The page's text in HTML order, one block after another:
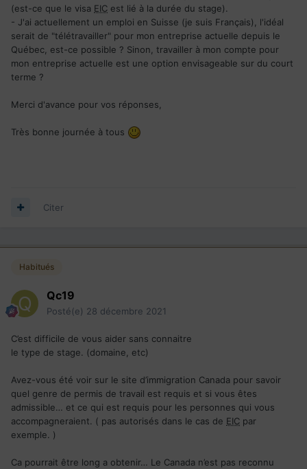
(est-ce que le visa EIC est lié à la durée du stage).
- J'ai actuellement un emploi en Suisse (je suis Français), l'idéal
serait de "télétravailler" pour mon entreprise actuelle depuis le
Québec, est-ce possible ? Sinon, travailler à mon compte pour
mon entreprise actuelle est une option envisageable sur du court
terme ?
Merci d'avance pour vos réponses,
Très bonne journée à tous
Citer
Habitués
Qc19
Posté(e) 28 décembre 2021
C’est difficile de vous aider sans connaitre
le type de stage. (domaine, etc)
Avez-vous été voir sur le site d’immigration Canada pour savoir
quel genre de permis de travail est requis et si vous êtes
admissible… et ce qui est requis pour les personnes qui vous
accompagneraient. ( pas autorisés dans le cas de EIC par
exemple. )
Ca pourrait être long a obtenir… Le Canada n’est pas reconnu